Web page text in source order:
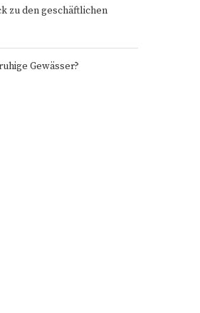
zu den geschäftlichen
Gewässer?